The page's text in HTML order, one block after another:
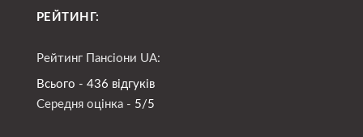
РЕЙТИНГ:
Рейтинг Пансіони UA:
Всього - 436 відгуків
Середня оцінка - 5/5